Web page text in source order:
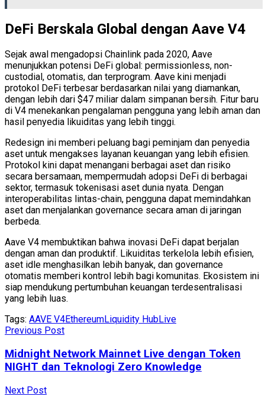
DeFi Berskala Global dengan Aave V4
Sejak awal mengadopsi Chainlink pada 2020, Aave
menunjukkan potensi DeFi global: permissionless, non-
custodial, otomatis, dan terprogram. Aave kini menjadi
protokol DeFi terbesar berdasarkan nilai yang diamankan,
dengan lebih dari $47 miliar dalam simpanan bersih. Fitur baru
di V4 menekankan pengalaman pengguna yang lebih aman dan
hasil penyedia likuiditas yang lebih tinggi.
Redesign ini memberi peluang bagi peminjam dan penyedia
aset untuk mengakses layanan keuangan yang lebih efisien.
Protokol kini dapat menangani berbagai aset dan risiko
secara bersamaan, mempermudah adopsi DeFi di berbagai
sektor, termasuk tokenisasi aset dunia nyata. Dengan
interoperabilitas lintas-chain, pengguna dapat memindahkan
aset dan menjalankan governance secara aman di jaringan
berbeda.
Aave V4 membuktikan bahwa inovasi DeFi dapat berjalan
dengan aman dan produktif. Likuiditas terkelola lebih efisien,
aset idle menghasilkan lebih banyak, dan governance
otomatis memberi kontrol lebih bagi komunitas. Ekosistem ini
siap mendukung pertumbuhan keuangan terdesentralisasi
yang lebih luas.
Tags: AAVE V4EthereumLiquidity HubLive
Previous Post
Midnight Network Mainnet Live dengan Token
NIGHT dan Teknologi Zero Knowledge
Next Post